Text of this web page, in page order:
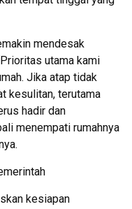
mendesak
utama kami
Jika atap tidak
kesulitan, terutama
hadir dan
menempati rumahnya
kesiapan